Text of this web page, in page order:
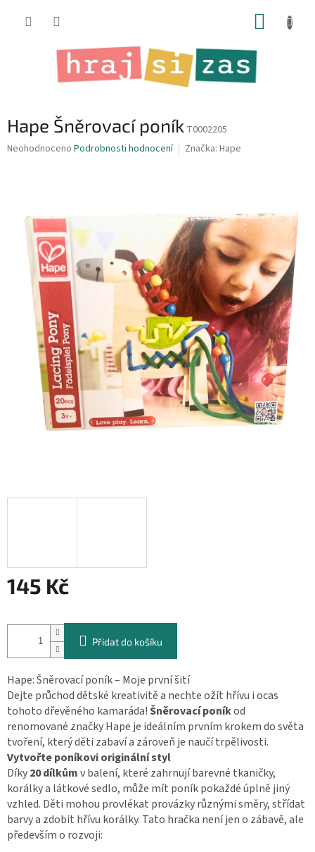
Hape Šněrovací poník T0002205
Průměrné
hvězdiček.
Neohodnoceno Podrobnosti hodnocení Značka: Hape
145 Kč
cena:
Přidat do košíku
Hape: Šněrovací poník – Moje první šití
Dejte průchod dětské kreativitě a nechte ožít hřívu i ocas
tohoto dřevěného kamaráda!Šněrovací poníkod
renomované značky Hape je ideálním prvním krokem do světa
tvoření, který děti zabaví a zároveň je naučí trpělivosti.
Vytvořte poníkovi originální styl
Díky20 dílkůmv balení, které zahrnují barevné tkaničky,
korálky a látkové sedlo, může mít poník pokaždé úplně jiný
vzhled. Děti mohou provlékat provázky různými směry, střídat
barvy a zdobit hřívu korálky. Tato hračka není jen o zábavě, ale
především o rozvoji: